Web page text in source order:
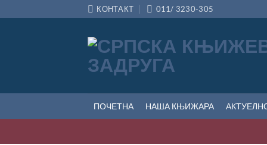
на
КОНТАКТ 011/ 3230-305
ПОЧЕТНА НАША КЊИЖАРА